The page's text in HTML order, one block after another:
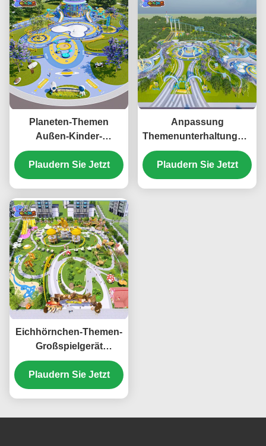
Planeten-Themen
Außen-Kinder-
Spielplatz-Ausrüstung
Große
Vergnügungsgeräte
Plaudern Sie Jetzt
Anpassung
Große
Unterhaltungsgeräte
Plaudern Sie Jetzt
Eichhörnchen-Themen-
Großspielgerät
Fahrgeschäfte Kinder-
Außen-Spielbereich
Plaudern Sie Jetzt